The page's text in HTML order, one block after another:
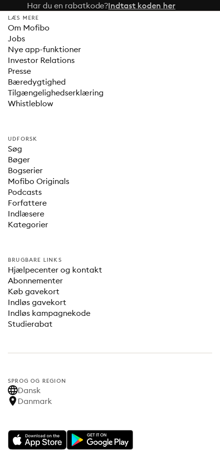
Har du en rabatkode?Indtast koden her
LÆS MERE
Om Mofibo
Jobs
Nye app-funktioner
Investor Relations
Presse
Bæredygtighed
Tilgængelighedserklæring
Whistleblow
UDFORSK
Søg
Bøger
Bogserier
Mofibo Originals
Podcasts
Forfattere
Indlæsere
Kategorier
BRUGBARE LINKS
Hjælpecenter og kontakt
Abonnementer
Køb gavekort
Indløs gavekort
Indløs kampagnekode
Studierabat
SPROG OG REGION
Dansk
Danmark